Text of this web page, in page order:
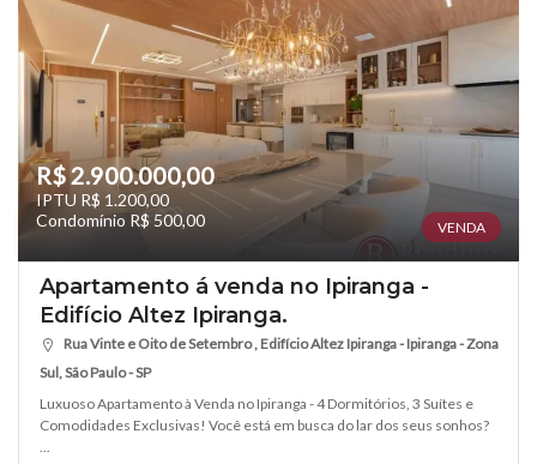
R$ 2.900.000,00
IPTU R$ 1.200,00
Condomínio R$ 500,00
VENDA
Apartamento á venda no Ipiranga -
Edifício Altez Ipiranga.
Rua Vinte e Oito de Setembro , Edifício Altez Ipiranga - Ipiranga - Zona
Sul, São Paulo - SP
Luxuoso Apartamento à Venda no Ipiranga - 4 Dormitórios, 3 Suítes e
Comodidades Exclusivas! Você está em busca do lar dos seus sonhos?
...